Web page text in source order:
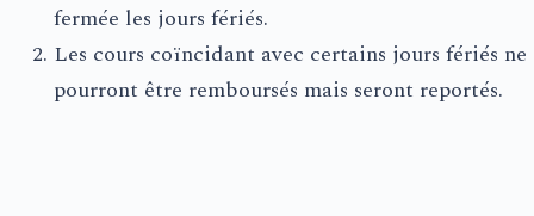
fermée les jours fériés.
Les cours coïncidant avec certains jours fériés ne
pourront être remboursés mais seront reportés.